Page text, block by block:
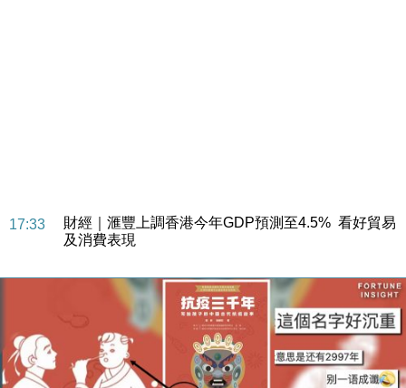
17:33
財經｜滙豐上調香港今年GDP預測至4.5% 看好貿易
及消費表現
損失近6900萬元
財經｜日經失守6.5萬點後回穩 全周仍升近2%
15:47
財經｜恒隆10月換帥 玩具「反」斗城亞洲CEO蔡德
粦接任